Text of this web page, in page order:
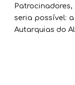
seria possível:
Autarquias do